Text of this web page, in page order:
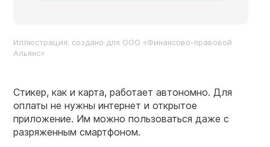
Иллюстрация: создано для ООО «Финансово-правовой
Альянс»
Стикер, как и карта, работает автономно. Для
оплаты не нужны интернет и открытое
приложение. Им можно пользоваться даже с
разряженным смартфоном.